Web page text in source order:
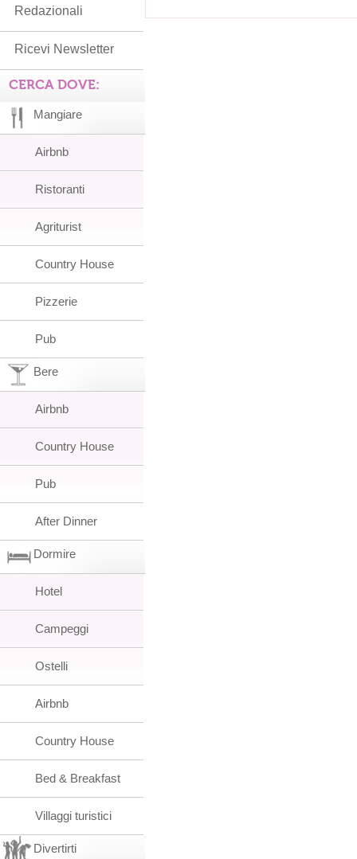
Redazionali
Ricevi Newsletter
CERCA DOVE:
Mangiare
Airbnb
Ristoranti
Agriturist
Country House
Pizzerie
Pub
Bere
Airbnb
Country House
Pub
After Dinner
Dormire
Hotel
Campeggi
Ostelli
Airbnb
Country House
Bed & Breakfast
Villaggi turistici
Divertirti